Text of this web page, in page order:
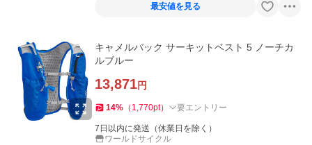
最安値を見る
キャメルバック サーキットベスト 5 ノーチカ
ルブルー
13,871円
14% （ 1,770pt） 要エントリー
7日以内に発送（休業日を除く）
ワールドサイクル